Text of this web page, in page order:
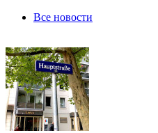
Все новости